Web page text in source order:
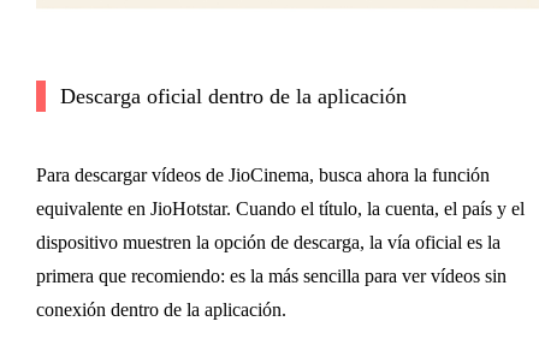
Descarga oficial dentro de la aplicación
Para descargar vídeos de JioCinema, busca ahora la función
equivalente en JioHotstar. Cuando el título, la cuenta, el país y el
dispositivo muestren la opción de descarga, la vía oficial es la
primera que recomiendo: es la más sencilla para ver vídeos sin
conexión dentro de la aplicación.